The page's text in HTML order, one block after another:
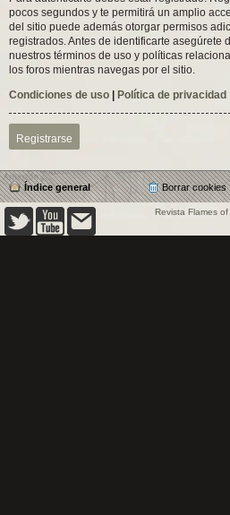
pocos segundos y te permitirá un amplio
del sitio puede además otorgar permisos
registrados. Antes de identificarte asegúrete
nuestros términos de uso y políticas
los foros mientras navegas por el sitio.
Condiciones de uso | Política de privacidad
Registrarse
Índice general Borrar cookies
Revista Flames of